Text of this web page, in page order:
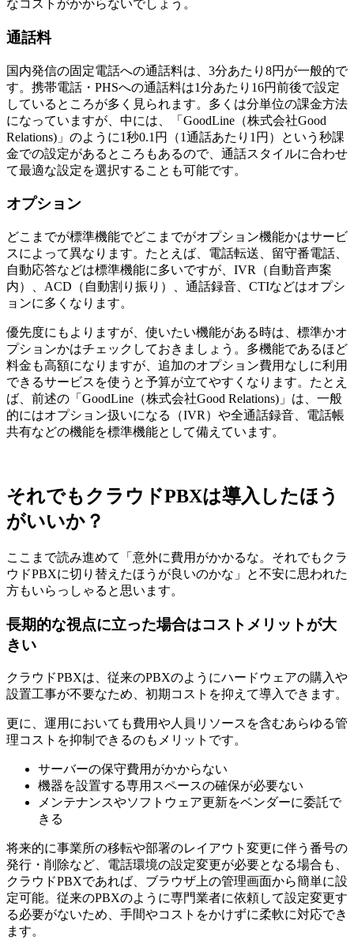
なコストがかからないでしょう。
通話料
国内発信の固定電話への通話料は、3分あたり8円が一般的で
す。携帯電話・PHSへの通話料は1分あたり16円前後で設定
しているところが多く見られます。多くは分単位の課金方法
になっていますが、中には、「GoodLine（株式会社Good
Relations)」のように1秒0.1円（1通話あたり1円）という秒課
金での設定があるところもあるので、通話スタイルに合わせ
て最適な設定を選択することも可能です。
オプション
どこまでが標準機能でどこまでがオプション機能かはサービ
スによって異なります。たとえば、電話転送、留守番電話、
自動応答などは標準機能に多いですが、IVR（自動音声案
内）、ACD（自動割り振り）、通話録音、CTIなどはオプシ
ョンに多くなります。
優先度にもよりますが、使いたい機能がある時は、標準かオ
プションかはチェックしておきましょう。多機能であるほど
料金も高額になりますが、追加のオプション費用なしに利用
できるサービスを使うと予算が立てやすくなります。たとえ
ば、前述の「GoodLine（株式会社Good Relations)」は、一般
的にはオプション扱いになる（IVR）や全通話録音、電話帳
共有などの機能を標準機能として備えています。
それでもクラウドPBXは導入したほう
がいいか？
ここまで読み進めて「意外に費用がかかるな。それでもクラ
ウドPBXに切り替えたほうが良いのかな」と不安に思われた
方もいらっしゃると思います。
長期的な視点に立った場合はコストメリットが大
きい
クラウドPBXは、従来のPBXのようにハードウェアの購入や
設置工事が不要なため、初期コストを抑えて導入できます。
更に、運用においても費用や人員リソースを含むあらゆる管
理コストを抑制できるのもメリットです。
サーバーの保守費用がかからない
機器を設置する専用スペースの確保が必要ない
メンテナンスやソフトウェア更新をベンダーに委託で
きる
将来的に事業所の移転や部署のレイアウト変更に伴う番号の
発行・削除など、電話環境の設定変更が必要となる場合も、
クラウドPBXであれば、ブラウザ上の管理画面から簡単に設
定可能。従来のPBXのように専門業者に依頼して設定変更す
る必要がないため、手間やコストをかけずに柔軟に対応でき
ます。